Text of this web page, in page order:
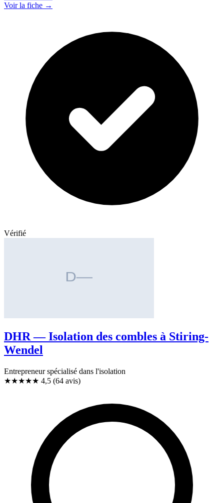
Voir la fiche →
Vérifié
DHR — Isolation des combles à Stiring-
Wendel
Entrepreneur spécialisé dans l'isolation
★★★★★ 4,5 (64 avis)